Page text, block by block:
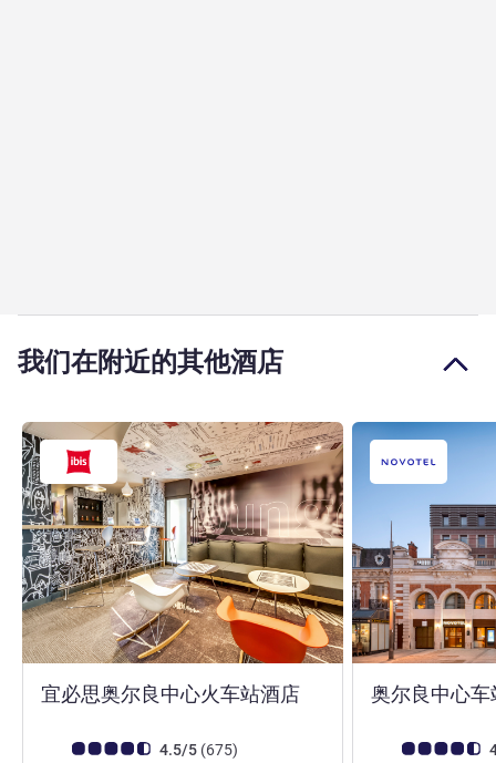
我们在附近的其他酒店
宜必思奥尔良中心火车站酒店3 星
客户意见评级 (ALL 评级)
4.5/5 (675评论
)
奥尔良中心
客户意见评级